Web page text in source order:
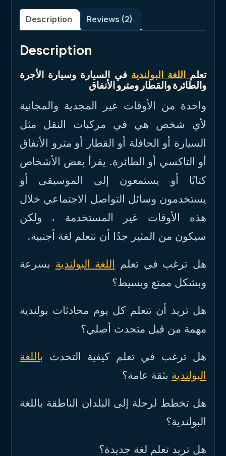
Description Reviews (2)
Description
تعلم اللغة البولندية في السيارة وسيارة الأجرة
والطائرة والقطار ومترو الأنفاق
واحدة من الأوقات غير المجدية والمجانية
لأي شخص هي في مركبات النقل مثل
السيارة أو الحافلة أو القطار أو مترو الأنفاق
أو التاكسي أو الطائرة. يقرأ بعض الأشخاص
كتابًا أو يستمعون إلى الموسيقى أو
يستخدمون وسائل التواصل الاجتماعي خلال
هذه الأوقات غير المستخدمة ، ولكن
سيكون من المثير جدًا أن نتعلم لغة أجنبية.
هل ترغب في تعلم اللغة البولندية بسرعة
وبشكل ممتع وبسيط؟
هل تريد أن تتعلم كل يوم محادثات بولندية
مهمة من قبل متحدث أصلي؟
هل ترغب في تعلم كيفية التحدث باللغة
البولندية بثقة عامة؟
هل تخطط لرحلة إلى البلدان الناطقة باللغة
البولندية؟
هل تريد تعلم لغة جديدة؟